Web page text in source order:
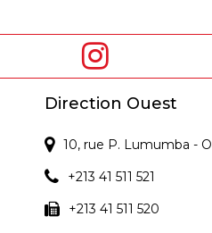
Direction Ouest
10, rue P. Lumumba -
+213 41 511 521
+213 41 511 520